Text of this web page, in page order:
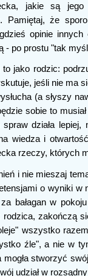
jakie są jego
Pamiętaj, że
opinie
- po prostu "tak
jako rodzic:
jeśli nie ma
(a słyszy
sobie to
działa
wiedza i
rzeczy, których
i nie mieszaj
o wyniki
bałagan w
zakończą
wszystko
źle", a nie w
mogła stworzyć
udział w